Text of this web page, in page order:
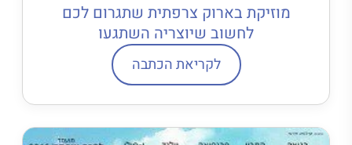
מוזיקת בארוק צרפתית שתגרום לכם
לחשוב שיוצריה השתגעו
לקריאת הכתבה